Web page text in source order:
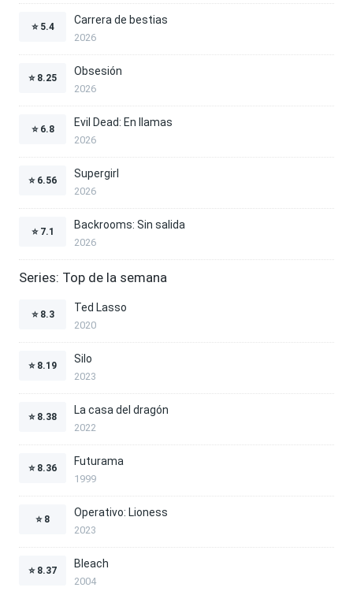
⭐ 5.4
Carrera de bestias
2026
⭐ 8.25
Obsesión
2026
⭐ 6.8
Evil Dead: En llamas
2026
⭐ 6.56
Supergirl
2026
⭐ 7.1
Backrooms: Sin salida
2026
Series: Top de la semana
⭐ 8.3
Ted Lasso
2020
⭐ 8.19
Silo
2023
⭐ 8.38
La casa del dragón
2022
⭐ 8.36
Futurama
1999
⭐ 8
Operativo: Lioness
2023
⭐ 8.37
Bleach
2004